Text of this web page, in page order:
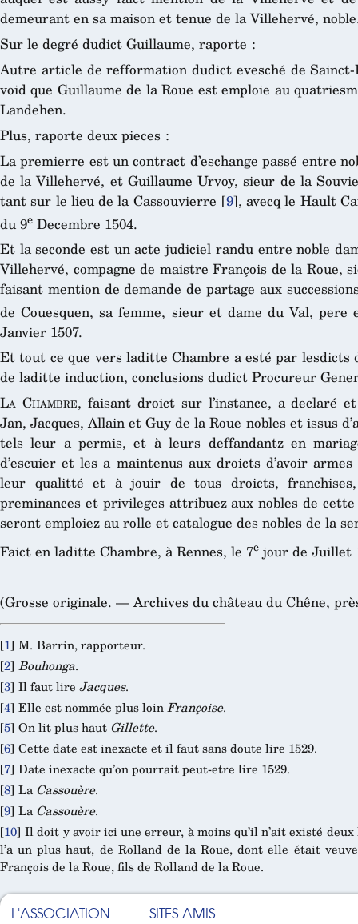
demeurant en sa maison et tenue de la Villehervé,
Sur le degré dudict Guillaume, raporte :
Autre article de refformation dudict evesché de
void que Guillaume de la Roue est emploie au
Landehen.
Plus, raporte deux pieces :
La premierre est un contract d’eschange passé entre
de la Villehervé, et Guillaume Urvoy, sieur de la
tant sur le lieu de la Cassouvierre [9], avecq le Hault
du 9e Decembre 1504.
Et la seconde est un acte judiciel randu entre noble
Villehervé, compagne de maistre François de la Roue,
faisant mention de demande de partage aux
de Couesquen, sa femme, sieur et dame du Val,
Janvier 1507.
Et tout ce que vers laditte Chambre a esté par
de laditte induction, conclusions dudict Procureur
La Chambre, faisant droict sur l’instance, a declaré
Jan, Jacques, Allain et Guy de la Roue nobles et issus
tels leur a permis, et à leurs deffandantz en
d’escuier et les a maintenus aux droicts d’avoir
leur qualitté et à jouir de tous droicts,
preminances et privileges attribuez aux nobles de
seront emploiez au rolle et catalogue des nobles de la
Faict en laditte Chambre, à Rennes, le 7e jour de Juillet
(Grosse originale. — Archives du château du Chêne,
[1] M. Barrin, rapporteur.
[2] Bouhonga.
[3] Il faut lire Jacques.
[4] Elle est nommée plus loinFrançoise.
[5] On lit plus haut Gillette.
[6] Cette date est inexacte et il faut sans doute lire 1529.
[7] Date inexacte qu’on pourrait peut-etre lire 1529.
[8] La Cassouère.
[9] La Cassouère.
[10]Il doit y avoir ici une erreur, à moins qu’il n’ait existé deux
l’a un plus haut, de Rolland de la Roue, dont elle était
François de la Roue, fils de Rolland de la Roue.
L'ASSOCIATION SITES AMIS